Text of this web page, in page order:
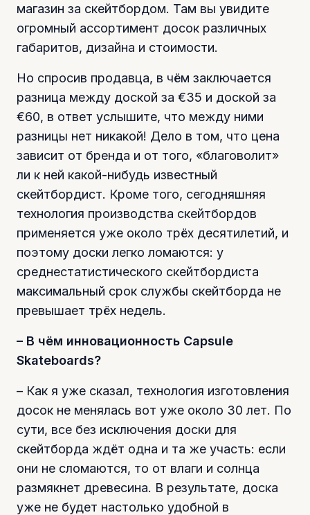
магазин за скейтбордом. Там вы увидите
огромный ассортимент досок различных
габаритов, дизайна и стоимости.
Но спросив продавца, в чём заключается
разница между доской за €35 и доской за
€60, в ответ услышите, что между ними
разницы нет никакой! Дело в том, что цена
зависит от бренда и от того, «благоволит»
ли к ней какой-нибудь известный
скейтбордист. Кроме того, сегодняшняя
технология производства скейтбордов
применяется уже около трёх десятилетий, и
поэтому доски легко ломаются: у
среднестатистического скейтбордиста
максимальный срок службы скейтборда не
превышает трёх недель.
– В чём инновационность Capsule
Skateboards?
– Как я уже сказал, технология изготовления
досок не менялась вот уже около 30 лет. По
сути, все без исключения доски для
скейтборда ждёт одна и та же участь: если
они не сломаются, то от влаги и солнца
размякнет древесина. В результате, доска
уже не будет настолько удобной в